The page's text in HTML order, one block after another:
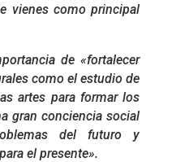
vienes como principal
de «fortalecer
como el estudio de
artes para formar los
gran conciencia social
del futuro y
el presente».